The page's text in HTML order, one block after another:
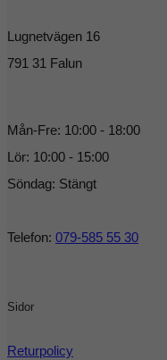
Lugnetvägen 16
791 31 Falun
Mån-Fre: 10:00 - 18:00
Lör: 10:00 - 15:00
Söndag: Stängt
Telefon: 079-585 55 30
Sidor
Returpolicy